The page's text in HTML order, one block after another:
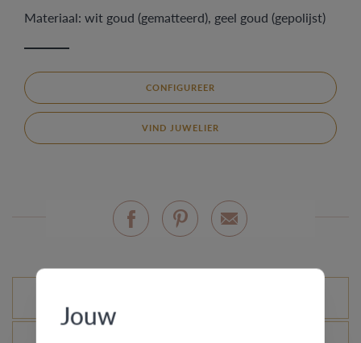
Materiaal: wit goud (gematteerd), geel goud (gepolijst)
CONFIGUREER
VIND JUWELIER
Jouw